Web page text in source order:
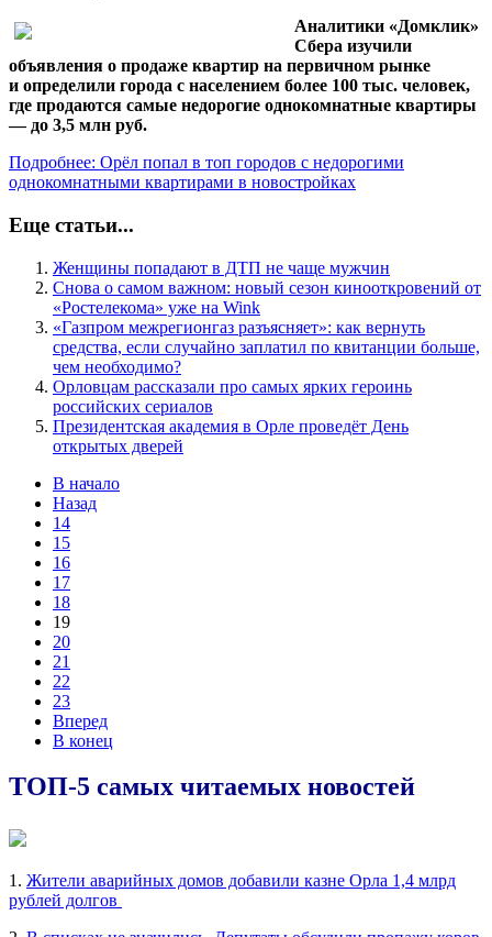
Аналитики «Домклик»
Сбера изучили
объявления о продаже квартир на первичном рынке
и определили города с населением более 100 тыс. человек,
где продаются самые недорогие однокомнатные квартиры
— до 3,5 млн руб.
Подробнее: Орёл попал в топ городов с недорогими
однокомнатными квартирами в новостройках
Еще статьи...
Женщины попадают в ДТП не чаще мужчин
Снова о самом важном: новый сезон кинооткровений от
«Ростелекома» уже на Wink
«Газпром межрегионгаз разъясняет»: как вернуть
средства, если случайно заплатил по квитанции больше,
чем необходимо?
Орловцам рассказали про самых ярких героинь
российских сериалов
Президентская академия в Орле проведёт День
открытых дверей
В начало
Назад
14
15
16
17
18
19
20
21
22
23
Вперед
В конец
ТОП-5 самых читаемых новостей
1. Жители аварийных домов добавили казне Орла 1,4 млрд
рублей долгов